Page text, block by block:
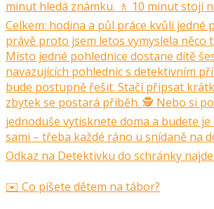
✉️ Co píšete dětem na tábor?